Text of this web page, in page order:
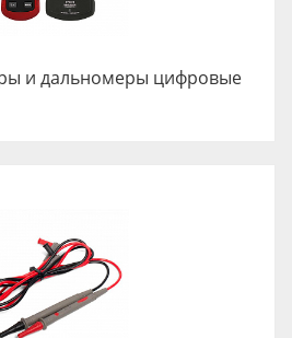
и дальномеры цифровые